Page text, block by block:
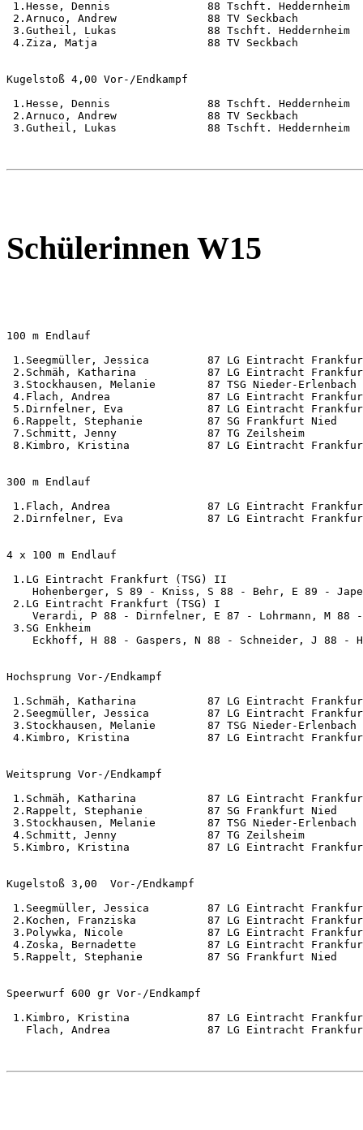
1.Hesse, Dennis               88 Tschft.
2.Arnuco, Andrew              88 TV
3.Gutheil, Lukas              88 Tschft.
4.Ziza, Matja                 88 TV Seckbach
Kugelstoß 4,00 Vor-/Endkampf
1.Hesse, Dennis               88 Tschft.
2.Arnuco, Andrew              88 TV Seckbach
3.Gutheil, Lukas              88 Tschft.
Schülerinnen W15
100 m Endlauf
1.Seegmüller, Jessica         87 LG Eintracht
2.Schmäh, Katharina           87 LG Eintracht
3.Stockhausen, Melanie        87 TSG Nieder-
4.Flach, Andrea               87 LG Eintracht
5.Dirnfelner, Eva             87 LG Eintracht
6.Rappelt, Stephanie          87 SG Frankfurt
7.Schmitt, Jenny              87 TG Zeilsheim
8.Kimbro, Kristina            87 LG Eintracht
300 m Endlauf
1.Flach, Andrea               87 LG Eintracht
2.Dirnfelner, Eva             87 LG Eintracht
4 x 100 m Endlauf
1.LG Eintracht Frankfurt (TSG) II
Hohenberger, S 89 - Kniss, S 88 - Behr, E 89 -
2.LG Eintracht Frankfurt (TSG) I
Verardi, P 88 - Dirnfelner, E 87 - Lohrmann, M 88
3.SG Enkheim
Eckhoff, H 88 - Gaspers, N 88 - Schneider, J 88 -
Hochsprung Vor-/Endkampf
1.Schmäh, Katharina           87 LG Eintracht
2.Seegmüller, Jessica         87 LG Eintracht
3.Stockhausen, Melanie        87 TSG Nieder-
4.Kimbro, Kristina            87 LG Eintracht
Weitsprung Vor-/Endkampf
1.Schmäh, Katharina           87 LG Eintracht
2.Rappelt, Stephanie          87 SG
3.Stockhausen, Melanie        87 TSG Nieder-
4.Schmitt, Jenny              87 TG
5.Kimbro, Kristina            87 LG Eintracht
Kugelstoß 3,00  Vor-/Endkampf
1.Seegmüller, Jessica         87 LG Eintracht
2.Kochen, Franziska           87 LG Eintracht
3.Polywka, Nicole             87 LG Eintracht
4.Zoska, Bernadette           87 LG Eintracht
5.Rappelt, Stephanie          87 SG Frankfurt
Speerwurf 600 gr Vor-/Endkampf
1.Kimbro, Kristina            87 LG Eintracht
Flach, Andrea               87 LG Eintracht